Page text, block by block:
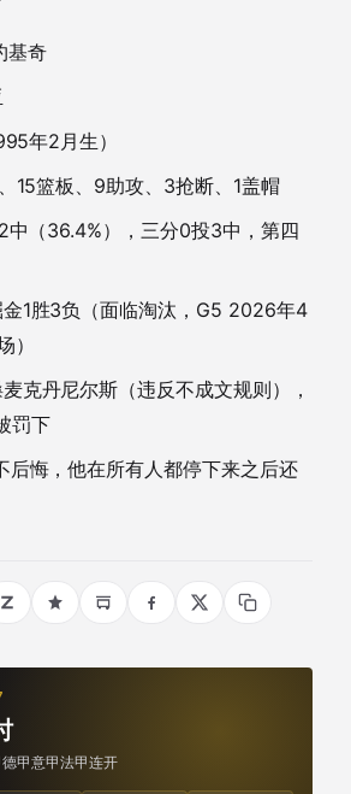
基奇
年2月生）
15篮板、9助攻、3抢断、1盖帽
中（36.4%），三分0投3中，第四
1胜3负（面临淘汰，G5 2026年4
）
克丹尼尔斯（违反不成文规则），
罚下
后悔，他在所有人都停下来之后还
德甲意甲法甲连开